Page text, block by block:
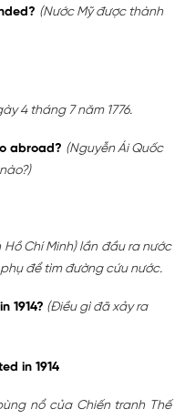
(Nước Mỹ được thành
4 tháng 7 năm 1776.
abroad? (Nguyễn Ái Quốc
Chí Minh) lần đầu ra nước
để tìm đường cứu nước.
1914? (Điều gì đã xảy ra
in 1914
nổ của Chiến tranh Thế